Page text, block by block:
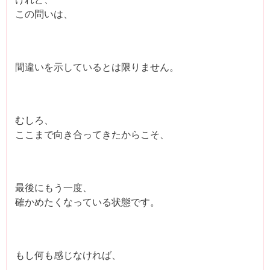
この問いは、
間違いを示しているとは限りません。
むしろ、
ここまで向き合ってきたからこそ、
最後にもう一度、
確かめたくなっている状態です。
もし何も感じなければ、